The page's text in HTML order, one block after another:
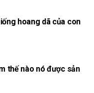
hoang dã của con
thế nào nó được sản